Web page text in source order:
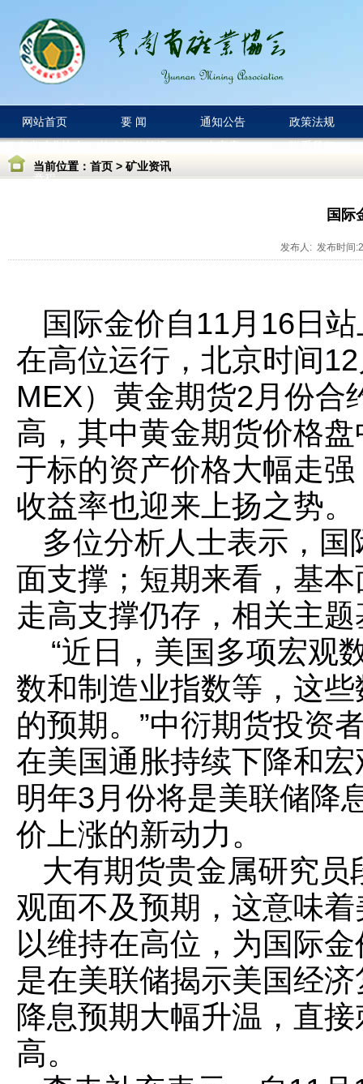
网站首页 要 闻 通知公告
政策法规
云南省矿业协会
章程
协会评估等级 专家库
联系我们
当前位置： 首页 >矿业资讯
国际
发布人: 发布时间
国际金价自11月16日
在高位运行，北京时间
MEX）黄金期货2月份合
高，其中黄金期货价格
于标的资产价格大幅走
收益率也迎来上扬之势。
多位分析人士表示，
面支撑；短期来看，基
走高支撑仍存，相关主
“近日，美国多项宏观
数和制造业指数等，这
的预期。”中衍期货投资
在美国通胀持续下降和
明年3月份将是美联储降
价上涨的新动力。
大有期货贵金属研究
观面不及预期，这意味
以维持在高位，为国际
是在美联储揭示美国经
降息预期大幅升温，直
高。